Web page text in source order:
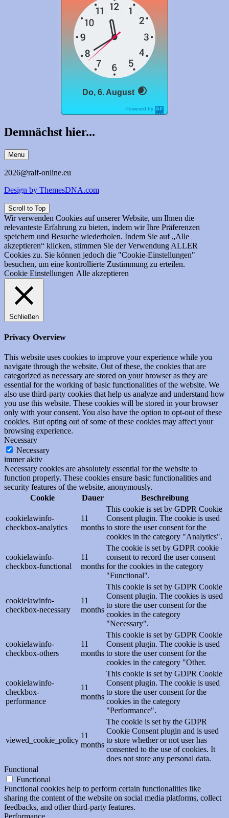
Powered by
DaysPedia.com
Do, 6. August
Demnächst hier...
Menu
2026@ralf-online.eu
Design by ThemesDNA.com
Scroll to Top
Wir verwenden Cookies auf unserer Website, um Ihnen die
relevanteste Erfahrung zu bieten, indem wir Ihre Präferenzen
speichern und Besuche wiederholen. Indem Sie auf „Alle
akzeptieren“ klicken, stimmen Sie der Verwendung ALLER
Cookies zu. Sie können jedoch die "Cookie-Einstellungen"
besuchen, um eine kontrollierte Zustimmung zu erteilen.
Cookie Einstellungen Alle akzeptieren
Schließen
Privacy Overview
This website uses cookies to improve your experience while you
navigate through the website. Out of these, the cookies that are
categorized as necessary are stored on your browser as they are
essential for the working of basic functionalities of the website. We
also use third-party cookies that help us analyze and understand how
you use this website. These cookies will be stored in your browser
only with your consent. You also have the option to opt-out of these
cookies. But opting out of some of these cookies may affect your
browsing experience.
Necessary
Necessary
immer aktiv
Necessary cookies are absolutely essential for the website to
function properly. These cookies ensure basic functionalities and
security features of the website, anonymously.
Cookie
Dauer Beschreibung
cookielawinfo-
checkbox-analytics
11
months
This cookie is set by GDPR Cookie
Consent plugin. The cookie is used
to store the user consent for the
cookies in the category "Analytics".
cookielawinfo-
checkbox-functional
11
months
The cookie is set by GDPR cookie
consent to record the user consent
for the cookies in the category
"Functional".
cookielawinfo-
checkbox-necessary
11
months
This cookie is set by GDPR Cookie
Consent plugin. The cookies is used
to store the user consent for the
cookies in the category
"Necessary".
cookielawinfo-
checkbox-others
11
months
This cookie is set by GDPR Cookie
Consent plugin. The cookie is used
to store the user consent for the
cookies in the category "Other.
cookielawinfo-
checkbox-
performance
11
months
This cookie is set by GDPR Cookie
Consent plugin. The cookie is used
to store the user consent for the
cookies in the category
"Performance".
viewed_cookie_policy
11
months
The cookie is set by the GDPR
Cookie Consent plugin and is used
to store whether or not user has
consented to the use of cookies. It
does not store any personal data.
Functional
Functional
Functional cookies help to perform certain functionalities like
sharing the content of the website on social media platforms, collect
feedbacks, and other third-party features.